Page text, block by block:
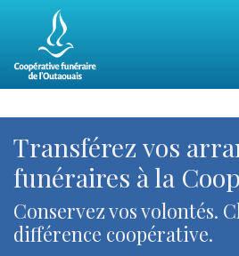
Transférez vos
funéraires à la
Conservez vos volontés.
différence coopérative.